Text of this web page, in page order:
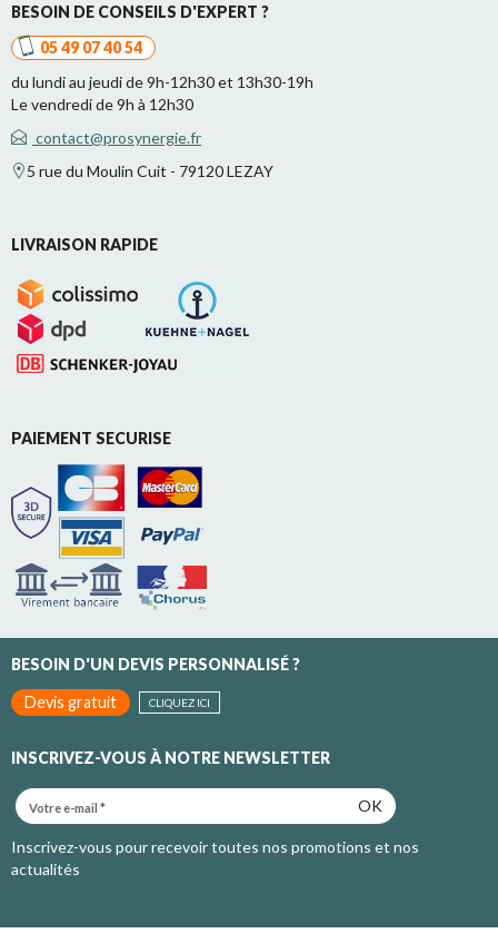
BESOIN DE CONSEILS D'EXPERT ?
05 49 07 40 54
du lundi au jeudi de 9h-12h30 et 13h30-19h
Le vendredi de 9h à 12h30
contact@prosynergie.fr
5 rue du Moulin Cuit - 79120 LEZAY
LIVRAISON RAPIDE
PAIEMENT SECURISE
BESOIN D'UN DEVIS PERSONNALISÉ ?
Devis gratuit
CLIQUEZ ICI
INSCRIVEZ-VOUS À NOTRE NEWSLETTER
OK
Inscrivez-vous pour recevoir toutes nos promotions et nos
actualités